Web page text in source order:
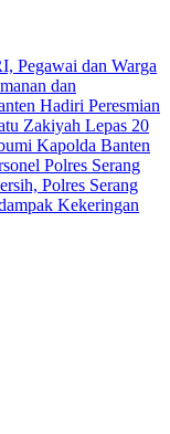
Pegawai dan Warga
dan
Hadiri Peresmian
Zakiyah Lepas 20
Kapolda Banten
Polres Serang
Polres Serang
Kekeringan